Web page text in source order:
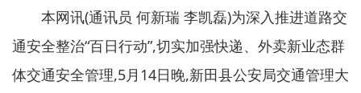
本网讯(通讯员 何新瑞 李凯磊)为深入推进道路交
通安全整治“百日行动”,切实加强快递、外卖新业态群
体交通安全管理,5月14日晚,新田县公安局交通管理大